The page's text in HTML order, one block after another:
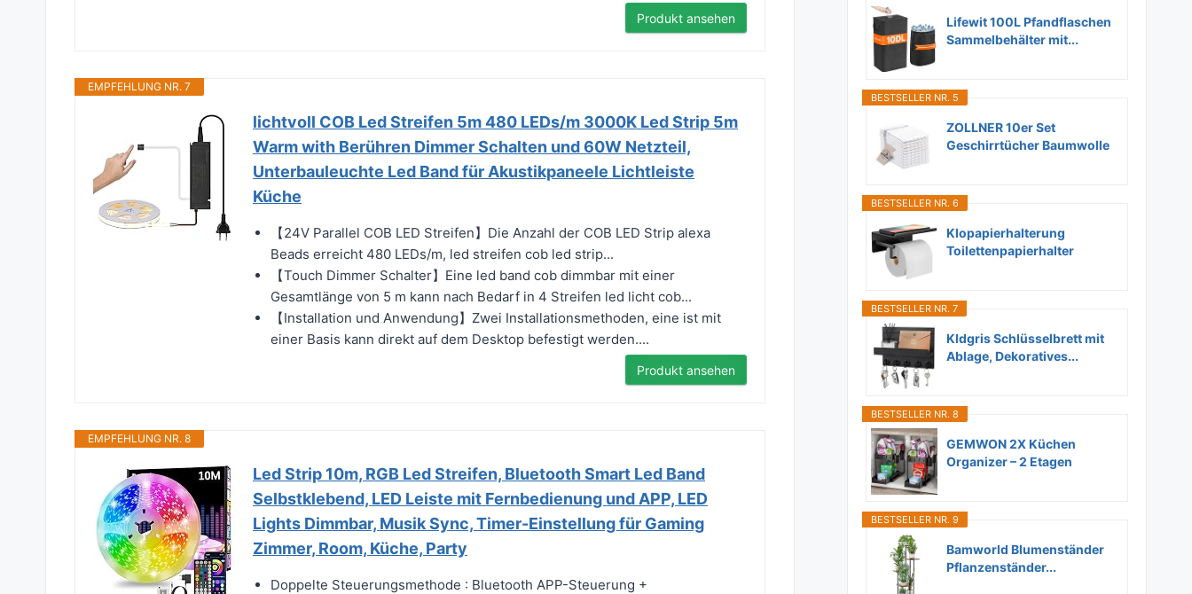
Produkt ansehen
EMPFEHLUNG NR. 7
lichtvoll COB Led Streifen 5m 480 LEDs/m 3000K Led Strip 5m
Warm with Berühren Dimmer Schalten und 60W Netzteil,
Unterbauleuchte Led Band für Akustikpaneele Lichtleiste
Küche
【24V Parallel COB LED Streifen】Die Anzahl der COB LED Strip alexa
Beads erreicht 480 LEDs/m, led streifen cob led strip...
【Touch Dimmer Schalter】Eine led band cob dimmbar mit einer
Gesamtlänge von 5 m kann nach Bedarf in 4 Streifen led licht cob...
【Installation und Anwendung】Zwei Installationsmethoden, eine ist mit
einer Basis kann direkt auf dem Desktop befestigt werden....
Produkt ansehen
EMPFEHLUNG NR. 8
Led Strip 10m, RGB Led Streifen, Bluetooth Smart Led Band
Selbstklebend, LED Leiste mit Fernbedienung und APP, LED
Lights Dimmbar, Musik Sync, Timer-Einstellung für Gaming
Zimmer, Room, Küche, Party
Doppelte Steuerungsmethode : Bluetooth APP-Steuerung +
Lifewit 100L Pfandflaschen
Sammelbehälter mit...
BESTSELLER NR. 5
ZOLLNER 10er Set
Geschirrtücher Baumwolle
BESTSELLER NR. 6
Klopapierhalterung
Toilettenpapierhalter
BESTSELLER NR. 7
Kldgris Schlüsselbrett mit
Ablage, Dekoratives...
BESTSELLER NR. 8
GEMWON 2X Küchen
Organizer – 2 Etagen
BESTSELLER NR. 9
Bamworld Blumenständer
Pflanzenständer...